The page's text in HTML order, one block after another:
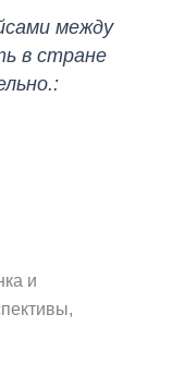
между
в стране
и